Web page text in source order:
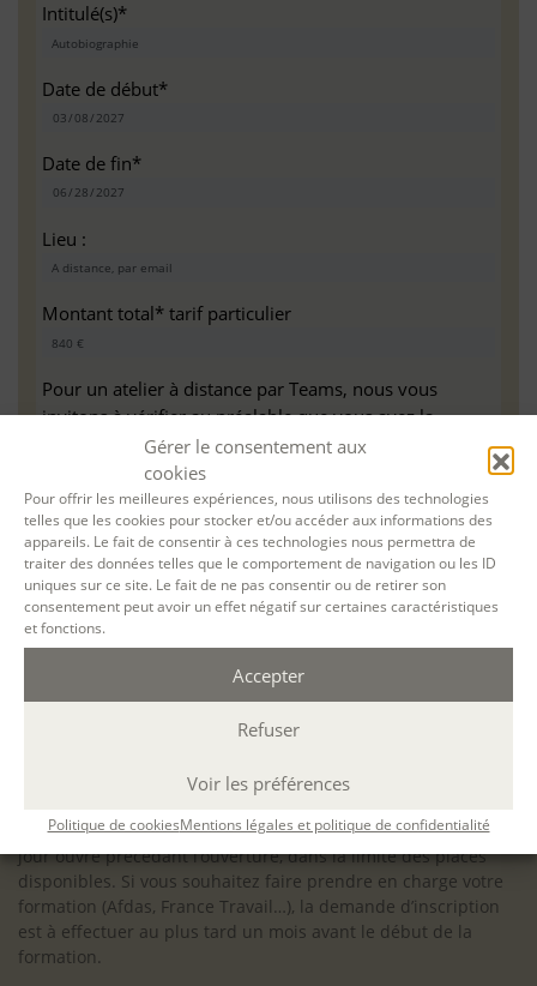
Gérer le consentement aux
cookies
Pour offrir les meilleures expériences, nous utilisons des technologies
telles que les cookies pour stocker et/ou accéder aux informations des
appareils. Le fait de consentir à ces technologies nous permettra de
traiter des données telles que le comportement de navigation ou les ID
uniques sur ce site. Le fait de ne pas consentir ou de retirer son
consentement peut avoir un effet négatif sur certaines caractéristiques
et fonctions.
Accepter
Refuser
Voir les préférences
Politique de cookiesMentions légales et politique de confidentialité
Intitulé(s)*
Date de début*
Date de fin*
Lieu :
Montant total* tarif particulier
Pour un atelier à distance par Teams, nous vous
invitons à vérifier au préalable que vous avez la
configuration minimale requise pour pouvoir travailler
dans les meilleures conditions : Configuration
matérielle requise pourMicrosoft Teams | Microsoft
Learn
Accessibilité : ALEPH-ÉCRITURE est sensible à l’inclusion des
personnes en situation de handicap. Si vous avez besoin
d’un aménagement spécifique de programme, n’hésitez pas
à nous contacter en amont de votre inscription afin
supports, accessibilité de nos salles).
inscriptions à nos activités sont ouvertes jusqu’au dernier
jour ouvré précédant l’ouverture, dans la limite des places
disponibles. Si vous souhaitez faire prendre en charge votre
formation (Afdas, France Travail…), la demande d’inscription
est à effectuer au plus tard un mois avant le début de la
formation.